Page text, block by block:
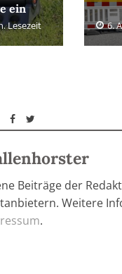
ein
Lesezeit 6.
Beiträge der
Weitere
.